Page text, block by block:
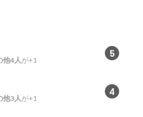
5
他4人が+1
4
他3人が+1